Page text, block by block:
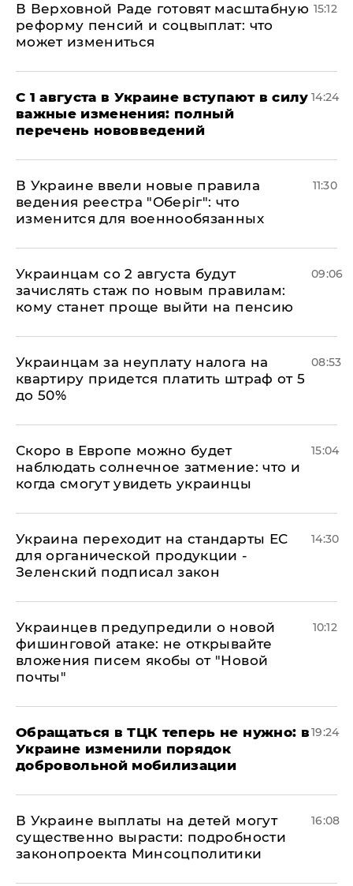
В Верховной Раде готовят масштабную
реформу пенсий и соцвыплат: что
может измениться
15:12
С 1 августа в Украине вступают в силу
важные изменения: полный
перечень нововведений
14:24
В Украине ввели новые правила
ведения реестра "Оберіг": что
изменится для военнообязанных
11:30
Украинцам со 2 августа будут
зачислять стаж по новым правилам:
кому станет проще выйти на пенсию
09:06
Украинцам за неуплату налога на
квартиру придется платить штраф от 5
до 50%
08:53
Скоро в Европе можно будет
наблюдать солнечное затмение: что и
когда смогут увидеть украинцы
15:04
Украина переходит на стандарты ЕС
для органической продукции -
Зеленский подписал закон
14:30
Украинцев предупредили о новой
фишинговой атаке: не открывайте
вложения писем якобы от "Новой
почты"
10:12
Обращаться в ТЦК теперь не нужно: в
Украине изменили порядок
добровольной мобилизации
19:24
В Украине выплаты на детей могут
существенно вырасти: подробности
законопроекта Минсоцполитики
16:08